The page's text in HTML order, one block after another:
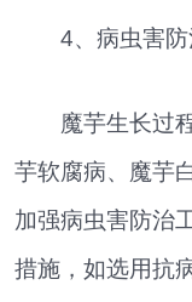
4、病虫害防
魔芋生长过程
芋软腐病、魔芋
加强病虫害防治
措施，如选用抗